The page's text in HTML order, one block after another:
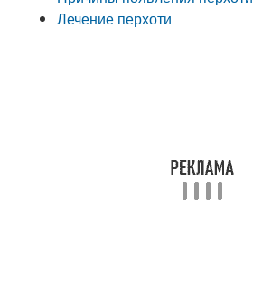
Лечение перхоти